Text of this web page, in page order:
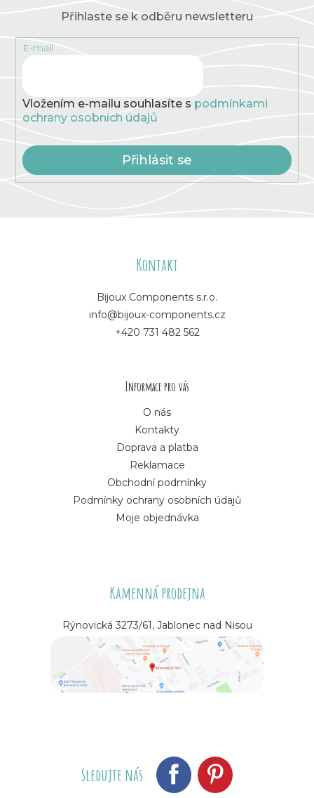
Přihlaste se k odběru newsletteru
E-mail
Vložením e-mailu souhlasíte s podmínkami
ochrany osobních údajů
Přihlásit se
Kontakt
Bijoux Components s.r.o.
info@bijoux-components.cz
+420 731 482 562
Informace pro vás
O nás
Kontakty
Doprava a platba
Reklamace
Obchodní podmínky
Podmínky ochrany osobních údajů
Moje objednávka
Kamenná prodejna
Rýnovická 3273/61, Jablonec nad Nisou
Sledujte nás